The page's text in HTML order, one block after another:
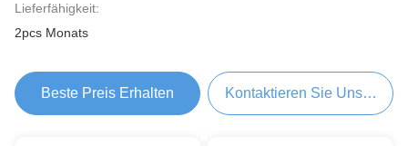
Lieferfähigkeit:
2pcs Monats
Beste Preis Erhalten Kontaktieren Sie Uns Jetzt